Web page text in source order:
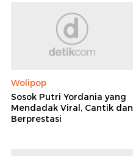
Wolipop
Sosok Putri Yordania yang
Mendadak Viral, Cantik dan
Berprestasi